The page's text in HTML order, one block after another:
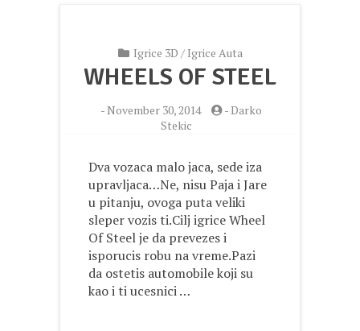
Igrice 3D / Igrice Auta
WHEELS OF STEEL
-November 30, 2014 -Darko
Stekic
Dva vozaca malo jaca, sede iza
upravljaca…Ne, nisu Paja i Jare
u pitanju, ovoga puta veliki
sleper vozis ti.Cilj igrice Wheel
Of Steel je da prevezes i
isporucis robu na vreme.Pazi
da ostetis automobile koji su
kao i ti ucesnici …